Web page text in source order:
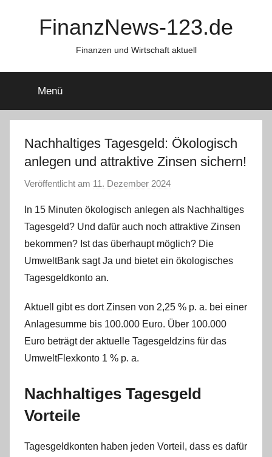
FinanzNews-123.de
Finanzen und Wirtschaft aktuell
Menü
Nachhaltiges Tagesgeld: Ökologisch
anlegen und attraktive Zinsen sichern!
Veröffentlicht am 11. Dezember 2024
n
a
d
m
In 15 Minuten ökologisch anlegen als Nachhaltiges
Tagesgeld? Und dafür auch noch attraktive Zinsen
bekommen? Ist das überhaupt möglich? Die
UmweltBank sagt Ja und bietet ein ökologisches
Tagesgeldkonto an.
Aktuell gibt es dort Zinsen von 2,25 % p. a. bei einer
Anlagesumme bis 100.000 Euro. Über 100.000
Euro beträgt der aktuelle Tagesgeldzins für das
UmweltFlexkonto 1 % p. a.
Nachhaltiges Tagesgeld
Vorteile
Tagesgeldkonten haben jeden Vorteil, dass es dafür